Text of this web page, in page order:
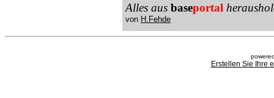
Alles aus baseportal
von H.Fehde
Erstellen Sie Ihre